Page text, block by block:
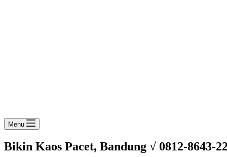
Menu
Bikin Kaos Pacet, Bandung √ 0812-8643-